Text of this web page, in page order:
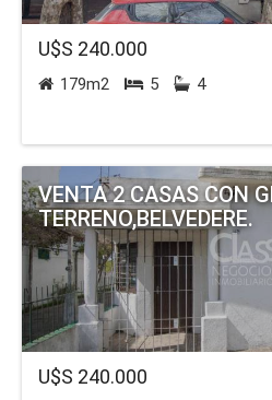
CLASS Negocios
Comisión 3% + IVA
U$S 240.000
179m2 5 4
VENTA 2 CASAS CON
TERRENO,BELVEDERE.
U$S 240.000